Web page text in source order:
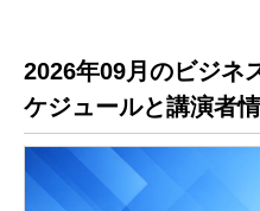
2026年09月のビジネ
ケジュールと講演者